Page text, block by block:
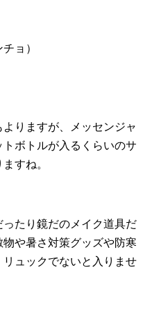
ョ）
りますが、メッセンジャ
ボトルが入るくらいのサ
すね。
たり鏡だのメイク道具だ
や暑さ対策グッズや防寒
ュックでないと入りませ